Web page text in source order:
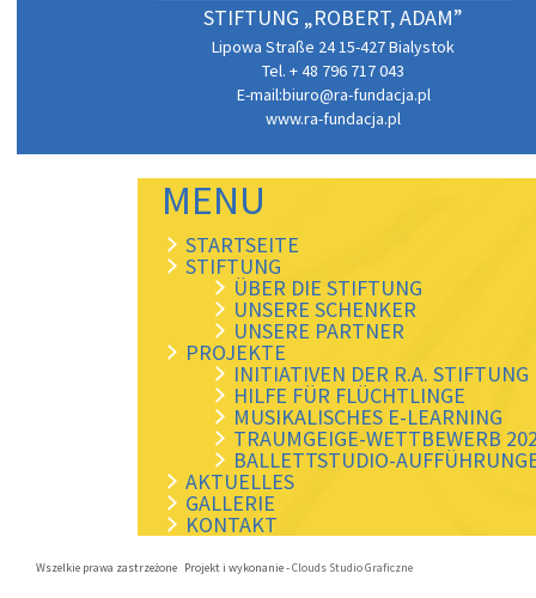
STIFTUNG „ROBERT, ADAM”
Lipowa Straße 24 15-427 Bialystok
Tel. + 48 796 717 043
E-mail:biuro@ra-fundacja.pl
www.ra-fundacja.pl
MENU
STARTSEITE
STIFTUNG
ÜBER DIE STIFTUNG
UNSERE SCHENKER
UNSERE PARTNER
PROJEKTE
INITIATIVEN DER R.A. STIFTUNG
HILFE FÜR FLÜCHTLINGE
MUSIKALISCHES E-LEARNING
TRAUMGEIGE-WETTBEWERB
BALLETTSTUDIO-
AKTUELLES
GALLERIE
KONTAKT
Wszelkie prawa zastrzeżone Projekt i wykonanie -Clouds Studio Graficzne